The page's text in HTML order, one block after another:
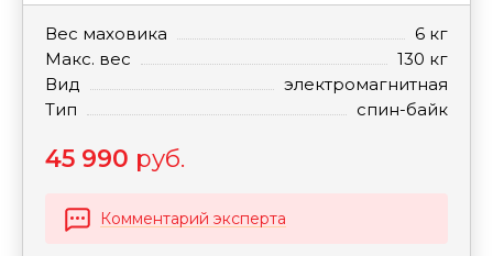
Вес маховика
6 кг
Макс. вес
130 кг
Вид
электромагнитная
Тип
спин-байк
45 990 руб.
Комментарий эксперта